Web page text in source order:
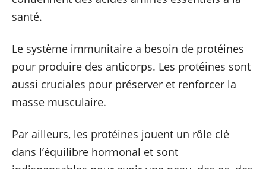
santé.
Le système immunitaire a besoin de protéines
pour produire des anticorps. Les protéines sont
aussi cruciales pour préserver et renforcer la
masse musculaire.
Par ailleurs, les protéines jouent un rôle clé
dans l’équilibre hormonal et sont